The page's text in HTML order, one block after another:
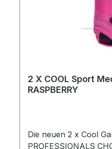
2 X COOL Sport
RASPBERRY
Die neuen 2 x Cool
PROFESSIONALS